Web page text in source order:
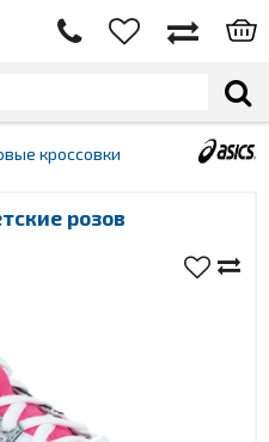
кроссовки
розов